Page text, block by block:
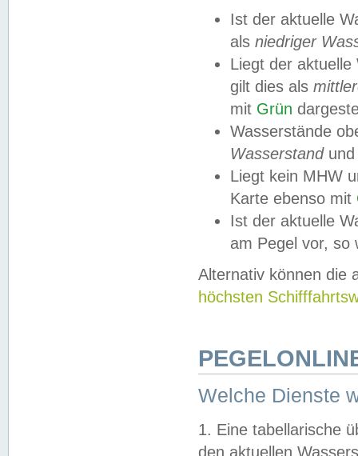
Ist der aktuelle
als niedriger
Liegt der
gilt dies als
mit Grün
Wasserstände
Wasserstandund
Liegt kein MHW
Karte ebenso mit
Ist der aktuelle
am Pegel vor,
Alternativ können die
höchsten
Welche Dienste
1. Eine tabellarische
den aktuellen